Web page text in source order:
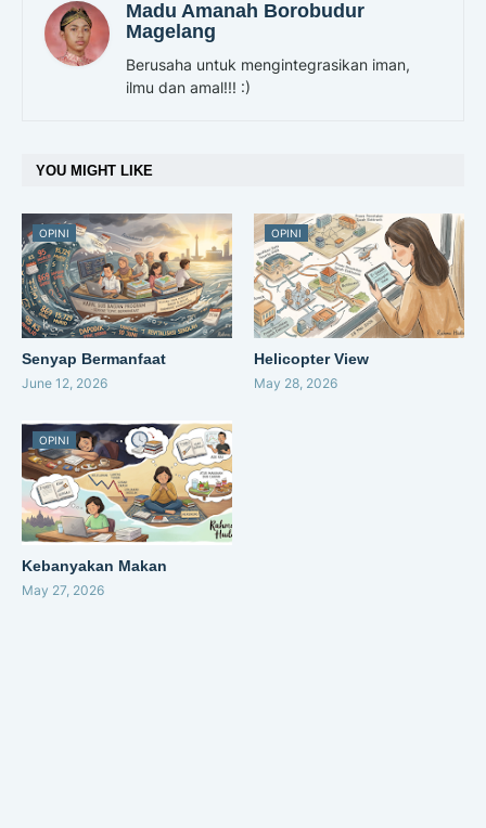
Madu Amanah Borobudur
Magelang
Berusaha untuk mengintegrasikan iman,
ilmu dan amal!!! :)
YOU MIGHT LIKE
OPINI
Senyap Bermanfaat
June 12, 2026
OPINI
Helicopter View
May 28, 2026
OPINI
Kebanyakan Makan
May 27, 2026